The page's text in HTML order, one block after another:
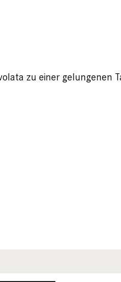
zu einer gelungenen